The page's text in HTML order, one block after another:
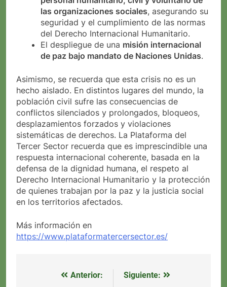
las organizaciones sociales, asegurando su
seguridad y el cumplimiento de las normas
del Derecho Internacional Humanitario.
El despliegue de una misión internacional
de paz bajo mandato de Naciones Unidas.
Asimismo, se recuerda que esta crisis no es un
hecho aislado. En distintos lugares del mundo, la
población civil sufre las consecuencias de
conflictos silenciados y prolongados, bloqueos,
desplazamientos forzados y violaciones
sistemáticas de derechos. La Plataforma del
Tercer Sector recuerda que es imprescindible una
respuesta internacional coherente, basada en la
defensa de la dignidad humana, el respeto al
Derecho Internacional Humanitario y la protección
de quienes trabajan por la paz y la justicia social
en los territorios afectados.
Más información en
https://www.plataformatercersector.es/
Navegación
Anterior:
Siguiente: